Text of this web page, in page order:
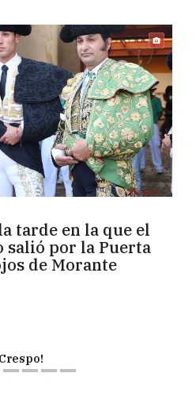
tarde en la que el
salió por la Puerta
de Morante